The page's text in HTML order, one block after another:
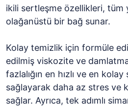
ikili sertleşme özellikleri, tüm
olağanüstü bir bağ sunar.
Kolay temizlik için formüle
edilmiş viskozite ve
fazlalığın en hızlı ve en kolay
sağlayarak daha az stres ve
sağlar. Ayrıca, tek adımlı